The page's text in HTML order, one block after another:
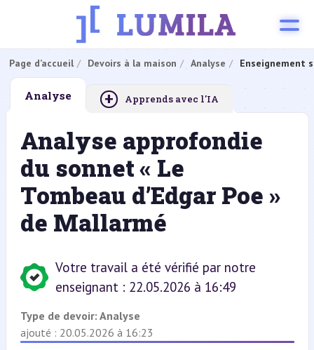
Page d’accueil Devoirs à la maison Analyse Enseignement
Analyse + Apprends avec l'IA
Analyse approfondie
du sonnet « Le
Tombeau d’Edgar Poe »
de Mallarmé
Votre travail a été vérifié par notre
enseignant : 22.05.2026 à 16:49
Type de devoir: Analyse
ajouté : 20.05.2026 à 16:23